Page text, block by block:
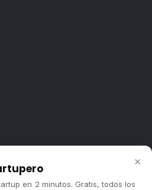
×
en 2 minutos. Gratis, todos los